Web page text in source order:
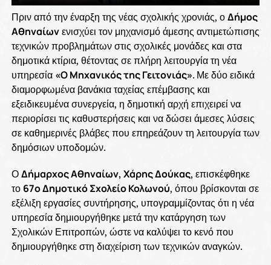
Πριν από την έναρξη της νέας σχολικής χρονιάς, οΔήμος
Αθηναίωνενισχύει τον μηχανισμό άμεσης αντιμετώπισης
τεχνικών προβλημάτων στις σχολικές μονάδες και στα
δημοτικά κτίρια, θέτοντας σε πλήρη λειτουργία τη νέα
υπηρεσία «Ο Μηχανικός της Γειτονιάς». Με δύο ειδικά
διαμορφωμένα βανάκια ταχείας επέμβασης και
εξειδικευμένα συνεργεία, η δημοτική αρχή επιχειρεί να
περιορίσει τις καθυστερήσεις και να δώσει άμεσες λύσεις
σε καθημερινές βλάβες που επηρεάζουν τη λειτουργία των
δημόσιων υποδομών.
ΟΔήμαρχος Αθηναίων, Χάρης Δούκας, επισκέφθηκε
το 67ο Δημοτικό Σχολείο Κολωνού, όπου βρίσκονται σε
εξέλιξη εργασίες συντήρησης, υπογραμμίζοντας ότι η νέα
υπηρεσία δημιουργήθηκε μετά την κατάργηση των
Σχολικών Επιτροπών, ώστε να καλύψει το κενό που
δημιουργήθηκε στη διαχείριση των τεχνικών αναγκών.